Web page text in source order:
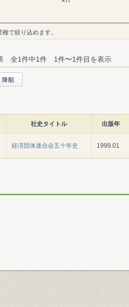
で絞り込めます。
全1件中1件 1件〜1件目を表示
順
社史タイトル 出版年
経済団体連合会五十年史 1999.01